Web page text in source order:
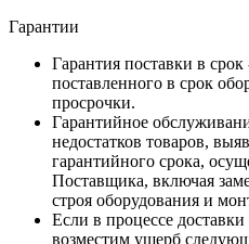
Гарантии
Гарантия поставки в
поставленного в срок
просрочки.
Гарантийное
недостатков товаров,
гарантийного срока,
Поставщика, включая
строя оборудования и
Если в процессе
возместим ущерб